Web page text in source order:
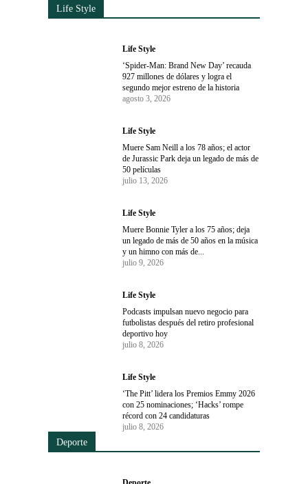
Life Style
Life Style
‘Spider-Man: Brand New Day’ recauda
927 millones de dólares y logra el
segundo mejor estreno de la historia
agosto 3, 2026
Life Style
Muere Sam Neill a los 78 años; el actor
de Jurassic Park deja un legado de más de
50 películas
julio 13, 2026
Life Style
Muere Bonnie Tyler a los 75 años; deja
un legado de más de 50 años en la música
y un himno con más de...
julio 9, 2026
Life Style
Podcasts impulsan nuevo negocio para
futbolistas después del retiro profesional
deportivo hoy
julio 8, 2026
Life Style
‘The Pitt’ lidera los Premios Emmy 2026
con 25 nominaciones; ‘Hacks’ rompe
récord con 24 candidaturas
julio 8, 2026
Deporte